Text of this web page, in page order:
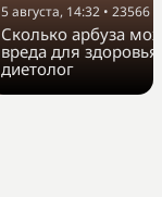
5 августа, 14:32 • 23566
Сколько арбуза
вреда для
диетолог